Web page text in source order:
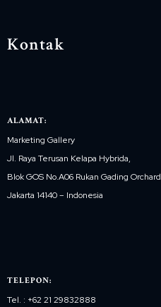
Kontak
ALAMAT:
Marketing Gallery
Jl. Raya Terusan Kelapa Hybrida,
Blok GOS No.A06 Rukan Gading Orchard
Jakarta 14140 – Indonesia
TELEPON:
Tel. : +62 21 29832888